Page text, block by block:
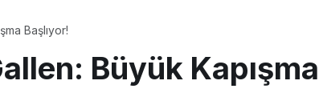
Başlıyor!
Büyük Kapışma